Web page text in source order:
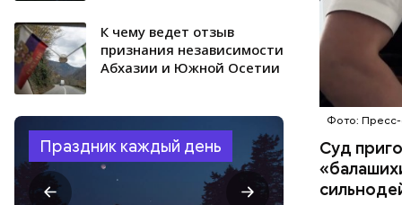
К чему ведет отзыв
признания независимости
Абхазии и Южной Осетии
Праздник каждый день
Фото: Пресс-
Суд